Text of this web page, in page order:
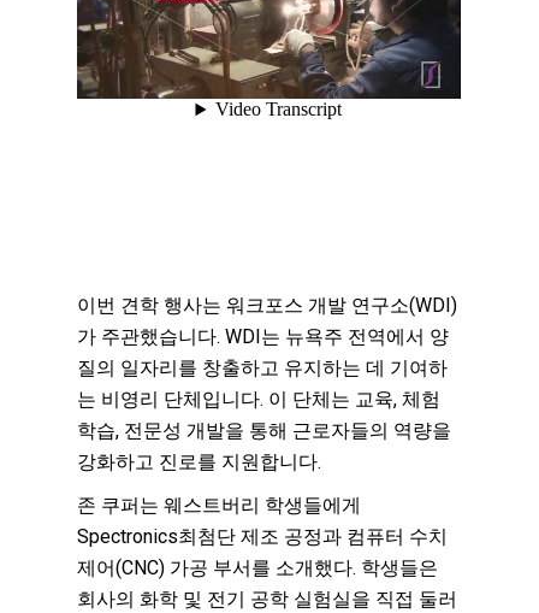
이번 견학 행사는 워크포스 개발 연구소(WDI)
가 주관했습니다. WDI는 뉴욕주 전역에서 양
질의 일자리를 창출하고 유지하는 데 기여하
는 비영리 단체입니다. 이 단체는 교육, 체험
학습, 전문성 개발을 통해 근로자들의 역량을
강화하고 진로를 지원합니다.
존 쿠퍼는 웨스트버리 학생들에게
Spectronics최첨단 제조 공정과 컴퓨터 수치
제어(CNC) 가공 부서를 소개했다. 학생들은
회사의 화학 및 전기 공학 실험실을 직접 둘러